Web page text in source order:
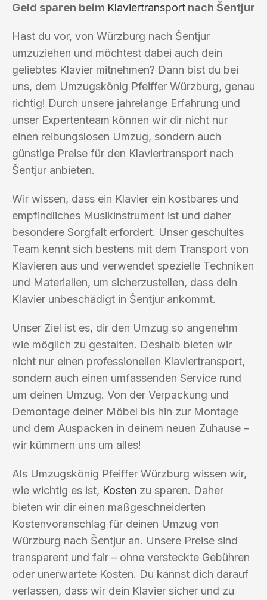
Geld sparen beim Klaviertransport nach Šentjur
Hast du vor, von Würzburg nach Šentjur
umzuziehen und möchtest dabei auch dein
geliebtes Klavier mitnehmen? Dann bist du bei
uns, dem Umzugskönig Pfeiffer Würzburg, genau
richtig! Durch unsere jahrelange Erfahrung und
unser Expertenteam können wir dir nicht nur
einen reibungslosen Umzug, sondern auch
günstige Preise für den Klaviertransport nach
Šentjur anbieten.
Wir wissen, dass ein Klavier ein kostbares und
empfindliches Musikinstrument ist und daher
besondere Sorgfalt erfordert. Unser geschultes
Team kennt sich bestens mit dem Transport von
Klavieren aus und verwendet spezielle Techniken
und Materialien, um sicherzustellen, dass dein
Klavier unbeschädigt in Šentjur ankommt.
Unser Ziel ist es, dir den Umzug so angenehm
wie möglich zu gestalten. Deshalb bieten wir
nicht nur einen professionellen Klaviertransport,
sondern auch einen umfassenden Service rund
um deinen Umzug. Von der Verpackung und
Demontage deiner Möbel bis hin zur Montage
und dem Auspacken in deinem neuen Zuhause –
wir kümmern uns um alles!
Als Umzugskönig Pfeiffer Würzburg wissen wir,
wie wichtig es ist, Kosten zu sparen. Daher
bieten wir dir einen maßgeschneiderten
Kostenvoranschlag für deinen Umzug von
Würzburg nach Šentjur an. Unsere Preise sind
transparent und fair – ohne versteckte Gebühren
oder unerwartete Kosten. Du kannst dich darauf
verlassen, dass wir dein Klavier sicher und zu